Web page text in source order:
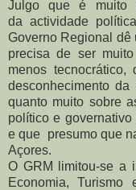
Julgo que é muito
da actividade
Governo Regional dê
precisa de ser
menos tecnocrático,
desconhecimento
quanto muito sobre
político e
e que presumo que
Açores.
O GRM limitou-se a
Economia,